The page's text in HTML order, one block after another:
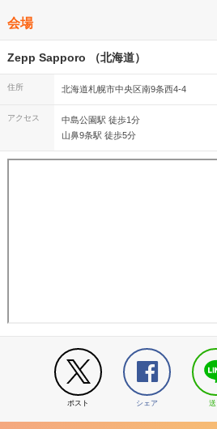
会場
Zepp Sapporo （北海道）
住所 北海道札幌市中央区南9条西4-4
アクセス
中島公園駅 徒歩1分
山鼻9条駅 徒歩5分
ポスト シェア 送